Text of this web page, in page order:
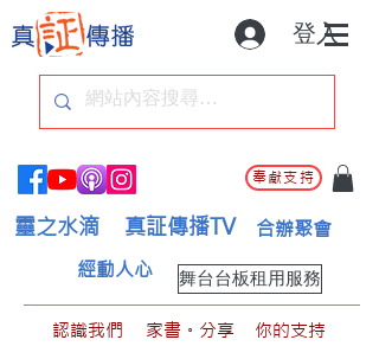
登入
奉獻支持
靈之水滴 真証傳播TV 合辦聚會
舞台台板租用服務
經動人心
認識我們 家書。分享
你的支持